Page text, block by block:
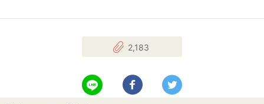
2,183
LINEで送る Facebookでシェアする